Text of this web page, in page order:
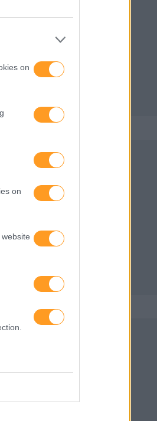
on
on
da Inteligência Artificial.
e segurança.
e responsáveis.